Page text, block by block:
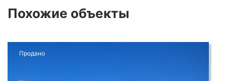
Похожие объекты
Продано